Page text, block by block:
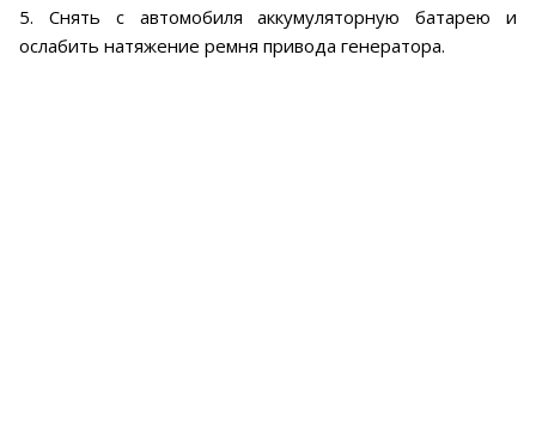
5. Снять с автомобиля аккумуляторную батарею и
ослабить натяжение ремня привода генератора.